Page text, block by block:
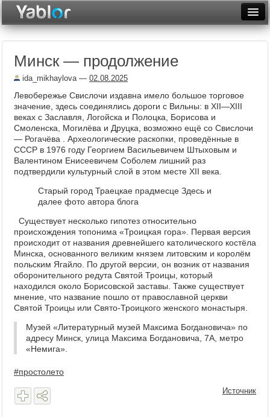
Неделя
Месяц
Рейтинги
Архив
Фототоп
Минск — продолжение
ida_mikhaylova— 02.08.2025
Левобережье Свислочи издавна имело большое торговое
значение, здесь соединялись дороги с Вильны: в XII—XIII
веках с Заславля, Логойска и Полоцка, Борисова и
Смоленска, Могилёва и Друцка, возможно ещё со Свислочи
— Рогачёва . Археологические раскопки, проведённые в
СССР в 1976 году Георгием Васильевичем Штыховым и
Валентином Енисеевичем Соболем лишний раз
подтвердили культурный слой в этом месте XII века.
Старый город Траецкае прадмесце Здесь и
далее фото автора блога
Существует несколько гипотез относительно
происхождения топонима «Троицкая гора». Первая версия
происходит от названия древнейшего католического костёла
Минска, основанного великим князем литовским и королём
польским Ягайло. По другой версии, он возник от названия
оборонительного редута Святой Троицы, который
находился около Борисовской заставы. Также существует
мнение, что название пошло от православной церкви
Святой Троицы или Свято-Троицкого женского монастыря.
Музей «Литературный музей Максима Богдановича» по
адресу Минск, улица Максима Богдановича, 7А, метро
«Немига».
#простолето
Источник